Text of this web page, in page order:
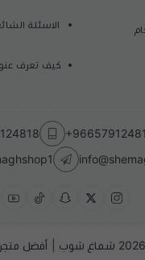
الاسئلة
كيف تعرف
شماغ شوب | أفضل